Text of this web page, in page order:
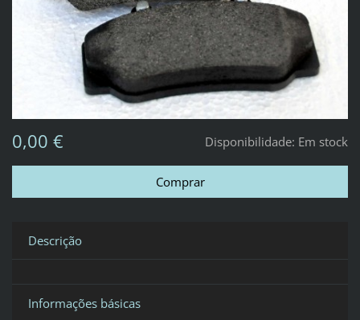
Disponibilidade: Em stock
0,00 €
Descrição
Informações básicas